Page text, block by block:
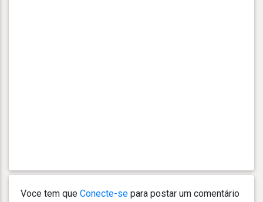
Voce tem que Conecte-se para postar um comentário